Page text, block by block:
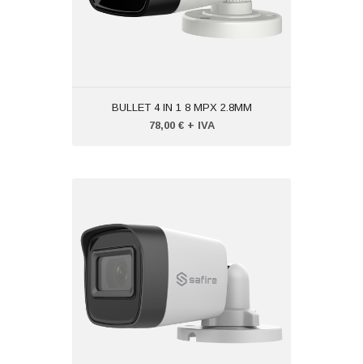
BULLET 4 IN 1 8 MPX 2.8MM
78,00 € + IVA
VTSFB0225P4N1
Produttore: